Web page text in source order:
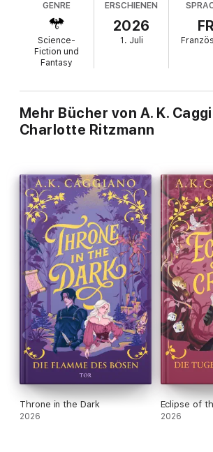
n’aurait jamais imaginés.
Tiraillé entre son héritage maléfique et les
fait naître en lui, Damien devra choisir :
destructrice… ou protéger celle qui est
dangereuse tentation.
GENRE
Science-
Fiction und
Fantasy
ERSCHIENEN
2026
1. Juli
FR
Mehr Bücher von A. K.
Charlotte Ritzmann
Throne in the Dark
2026
Eclipse of
2026